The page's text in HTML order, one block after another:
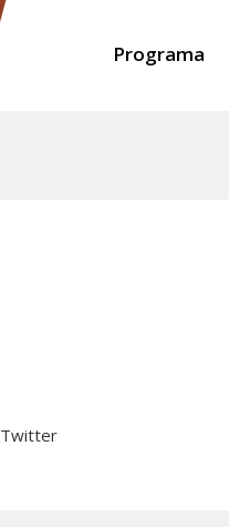
Programa
Twitter